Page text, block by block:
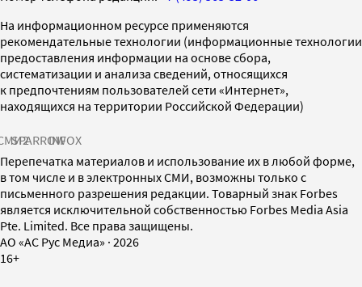
На информационном ресурсе применяются
рекомендательные технологии (информационные технологии
предоставления информации на основе сбора,
систематизации и анализа сведений, относящихся
к предпочтениям пользователей сети «Интернет»,
находящихся на территории Российской Федерации)
SPARROWINFOX
Перепечатка материалов и использование их в любой форме,
в том числе и в электронных СМИ, возможны только с
письменного разрешения редакции. Товарный знак Forbes
является исключительной собственностью Forbes Media Asia
Pte. Limited. Все права защищены.
AO «АС Рус Медиа» · 2026
16+